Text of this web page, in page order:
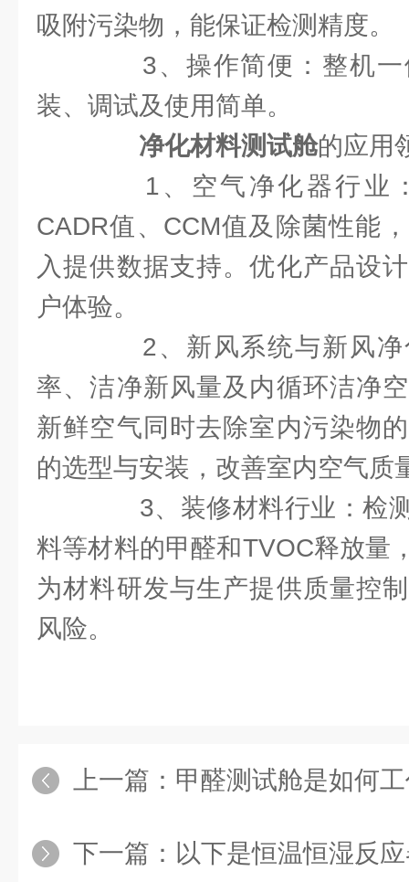
吸附污染物，能保证检测精度。
3、操作简便：整机一
装、调试及使用简单。
净化材料测试舱的应用
1、空气净化器行业
CADR值、CCM值及除菌性能
入提供数据支持。优化产品设
户体验。
2、新风系统与新风净
率、洁净新风量及内循环洁净
新鲜空气同时去除室内污染物
的选型与安装，改善室内空气质
3、装修材料行业：检测
料等材料的甲醛和TVOC释放量
为材料研发与生产提供质量控
风险。
上一篇： 甲醛测试舱是如何
下一篇： 以下是恒温恒湿反应器